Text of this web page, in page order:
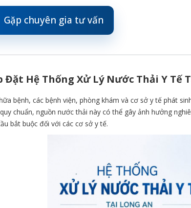
Gặp chuyên gia tư vấn
Đặt Hệ Thống Xử Lý Nước Thải Y Tế
bệnh, các bệnh viện, phòng khám và cơ sở y tế phát
chuẩn, nguồn nước thải này có thể gây ảnh hưởng
bắt buộc đối với các cơ sở y tế.